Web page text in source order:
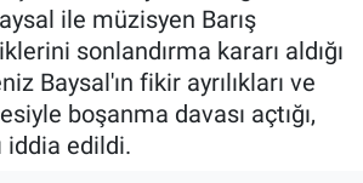
ile müzisyen Barış
sonlandırma kararı aldığı
Baysal'ın fikir ayrılıkları ve
boşanma davası açtığı,
iddia edildi.